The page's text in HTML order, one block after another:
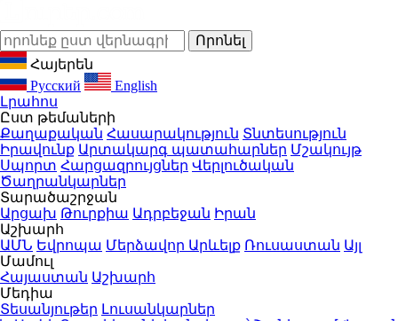
Հայերեն
Русский
English
Լրահոս
Ըստ թեմաների
Քաղաքական Հասարակություն Տնտեսություն
Իրավունք Արտակարգ պատահարներ Մշակույթ
Սպորտ Հարցազրույցներ Վերլուծական
Ծաղրանկարներ
Տարածաշրջան
Արցախ Թուրքիա Ադրբեջան Իրան
Աշխարհ
ԱՄՆ Եվրոպա Մերձավոր Արևելք Ռուսաստան Այլ
Մամուլ
Հայաստան Աշխարհ
Մեդիա
Տեսանյութեր Լուսանկարներ